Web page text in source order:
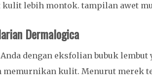
kulit lebih montok. tampilan awet
Dermalogica
dengan eksfolian bubuk
kulit. Menurut merek